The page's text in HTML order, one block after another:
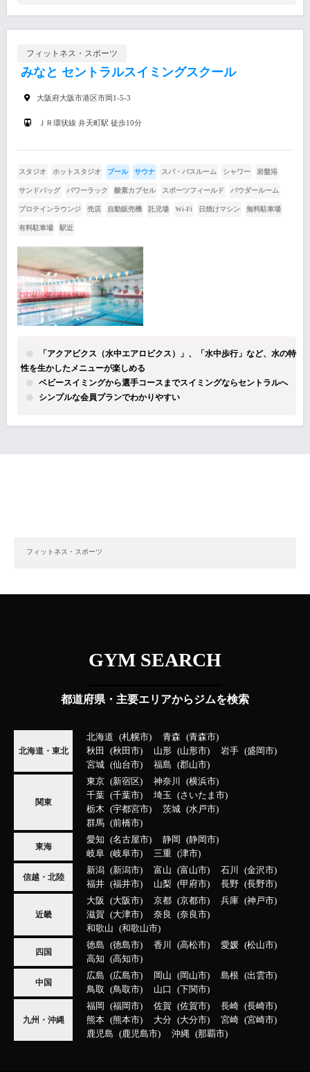
フィットネス・スポーツ
みなと セントラルスイミングスクール
大阪府大阪市港区市岡1-5-3
ＪＲ環状線 弁天町駅 徒歩10分
スタジオ ホットスタジオ プール サウナ スパ・バスルーム シャワー 岩盤浴
サンドバッグ パワーラック 酸素カプセル スポーツフィールド パウダールーム
プロテインラウンジ 売店 自動販売機 託児場 Wi-Fi 日焼けマシン 無料駐車場
有料駐車場 駅近
「アクアビクス（水中エアロビクス）」、「水中歩行」など、水の特
性を生かしたメニューが楽しめる
ベビースイミングから選手コースまでスイミングならセントラルへ
シンプルな会員プランでわかりやすい
フィットネス・スポーツ
GYM SEARCH
都道府県・主要エリアからジムを検索
北海道・東北
北海道 札幌市 青森
青森市
秋田
秋田市 山形 山形市 岩手
盛岡市
宮城
仙台市 福島 郡山市
関東
東京 新宿区 神奈川
横浜市
千葉
千葉市 埼玉
さいたま市
栃木
宇都宮市 茨城
水戸市
群馬
前橋市
東海
愛知 名古屋市 静岡
静岡市
岐阜
岐阜市 三重 津市
信越・北陸
新潟 新潟市 富山 富山市 石川
金沢市
福井
福井市 山梨 甲府市 長野 長野市
近畿
大阪 大阪市 京都 京都市 兵庫
神戸市
滋賀
大津市 奈良
奈良市
和歌山
和歌山市
四国
徳島 徳島市 香川 高松市 愛媛
松山市
高知
高知市
中国
広島 広島市 岡山 岡山市 島根
出雲市
鳥取
鳥取市 山口 下関市
九州・沖縄
福岡 福岡市 佐賀 佐賀市 長崎
長崎市
熊本
熊本市 大分 大分市 宮崎
宮崎市
鹿児島
鹿児島市 沖縄 那覇市